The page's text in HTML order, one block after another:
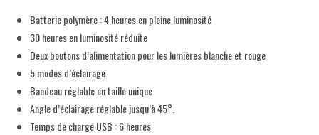
Batterie polymère : 4 heures en pleine luminosité
30 heures en luminosité réduite
Deux boutons d’alimentation pour les lumières blanche et rouge
5 modes d’éclairage
Bandeau réglable en taille unique
Angle d’éclairage réglable jusqu’à 45°.
Temps de charge USB : 6 heures